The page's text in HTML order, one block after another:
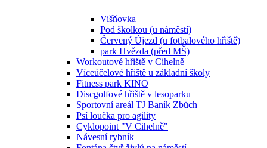
Višňovka
Pod školkou (u náměstí)
Červený Újezd (u fotbalového hřiště)
park Hvězda (před MŠ)
Workoutové hřiště v Cihelně
Víceúčelové hřiště u základní školy
Fitness park KINO
Discgolfové hřiště v lesoparku
Sportovní areál TJ Baník Zbůch
Psí loučka pro agility
Cyklopoint "V Cihelně"
Návesní rybník